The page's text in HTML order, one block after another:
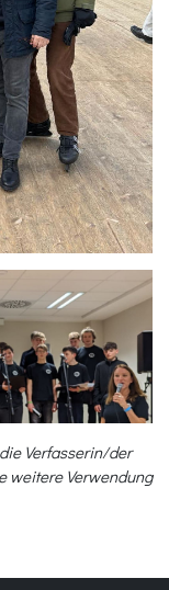
Verfasserin/der
weitere Verwendung